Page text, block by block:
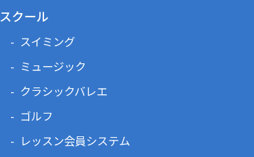
スクール
スイミング
ミュージック
クラシックバレエ
ゴルフ
レッスン会員システム